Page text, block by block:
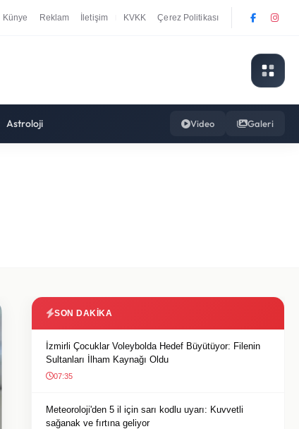
Künye Reklam İletişim KVKK Çerez Politikası
Astroloji Video Galeri
SON DAKIKA
İzmirli Çocuklar Voleybolda Hedef Büyütüyor: Filenin
Sultanları İlham Kaynağı Oldu
07:35
Meteoroloji'den 5 il için sarı kodlu uyarı: Kuvvetli
sağanak ve fırtına geliyor